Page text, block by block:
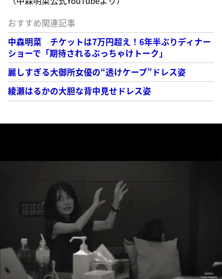
おすすめ関連記事
中森明菜 チケットは7万円超え！6年半ぶりディナー
ショーで「期待されるぶっちゃけトーク」
麗しすぎる大御所女優の“透けケープ”ドレス姿
綾瀬はるかの大胆な背中見せドレス姿